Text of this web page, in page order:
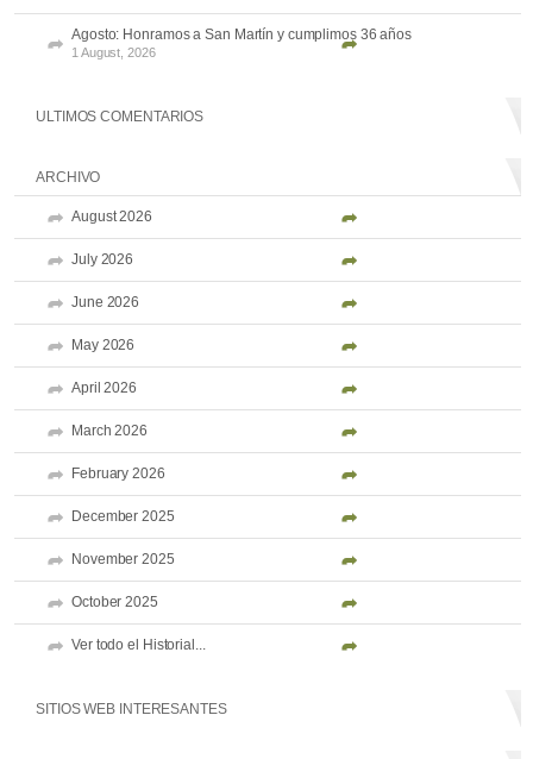
Agosto: Honramos a San Martín y cumplimos 36 años
1 August, 2026
ULTIMOS COMENTARIOS
ARCHIVO
August 2026
July 2026
June 2026
May 2026
April 2026
March 2026
February 2026
December 2025
November 2025
October 2025
Ver todo el Historial...
SITIOS WEB INTERESANTES